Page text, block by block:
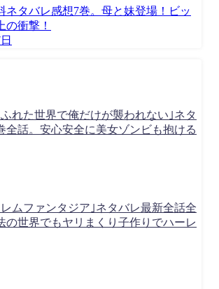
ネタバレ感想7巻。母と妹登場！ビッ
の衝撃！
れた世界で俺だけが襲われない｣ネタ
全話。安心安全に美女ゾンビも抱ける
ムファンタジア｣ネタバレ最新全話全
の世界でもヤリまくり子作りでハーレ